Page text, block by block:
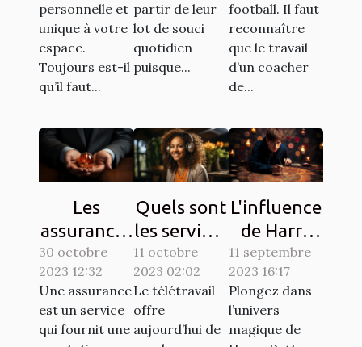
jardin ?
personnelle et
unique à votre
espace.
Toujours est-il
qu’il faut...
partir de leur
lot de souci
quotidien
puisque...
football. Il faut
reconnaître
que le travail
d’un coacher
de...
Les
assurances
à souscrire
en France :
lesquelles
sont
30 octobre
2023 12:32
Une assurance
est un service
qui fournit une
Quels sont
les services
en ligne
pour se
faire de
l'argent en
11 octobre
2023 02:02
Le télétravail
offre
aujourd’hui de
L'influence
de Harry
Potter sur
la culture
populaire à
travers les
11 septembre
2023 16:17
Plongez dans
l’univers
magique de